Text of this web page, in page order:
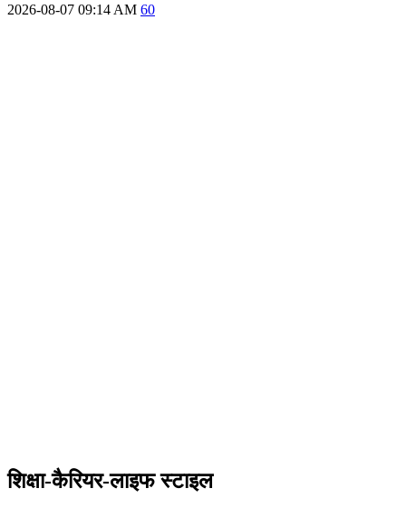
2026-08-07 09:14 AM 60
शिक्षा-कैरियर-लाइफ स्टाइल